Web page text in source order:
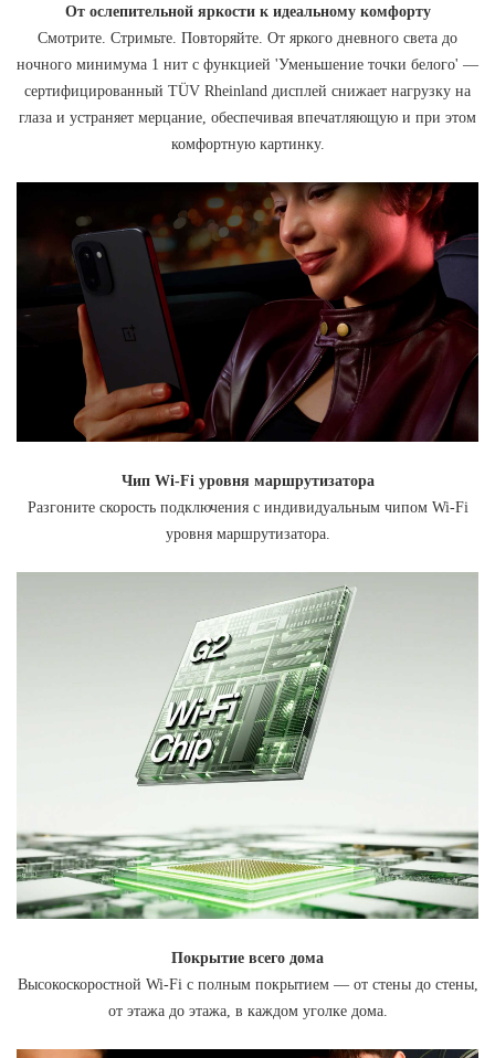
От ослепительной яркости к идеальному комфорту
Смотрите. Стримьте. Повторяйте. От яркого дневного света до
ночного минимума 1 нит с функцией 'Уменьшение точки белого' —
сертифицированный TÜV Rheinland дисплей снижает нагрузку на
глаза и устраняет мерцание, обеспечивая впечатляющую и при этом
комфортную картинку.
Чип Wi-Fi уровня маршрутизатора
Разгоните скорость подключения с индивидуальным чипом Wi-Fi
уровня маршрутизатора.
Покрытие всего дома
Высокоскоростной Wi-Fi с полным покрытием — от стены до стены,
от этажа до этажа, в каждом уголке дома.